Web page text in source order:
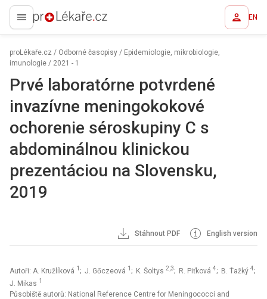
proLékaře.cz EN
proLékaře.cz / Odborné časopisy / Epidemiologie, mikrobiologie,
imunologie / 2021 - 1
Prvé laboratórne potvrdené
invazívne meningokokové
ochorenie séroskupiny C s
abdominálnou klinickou
prezentáciou na Slovensku,
2019
Stáhnout PDF English version
Autoři: A. Kružlíková 1 ; J. Gőczeová 1 ; K. Šoltys 2,3; R. Piťková 4; B. Ťažký 4;
J. Mikas 1
Působiště autorů: National Reference Centre for Meningococci and